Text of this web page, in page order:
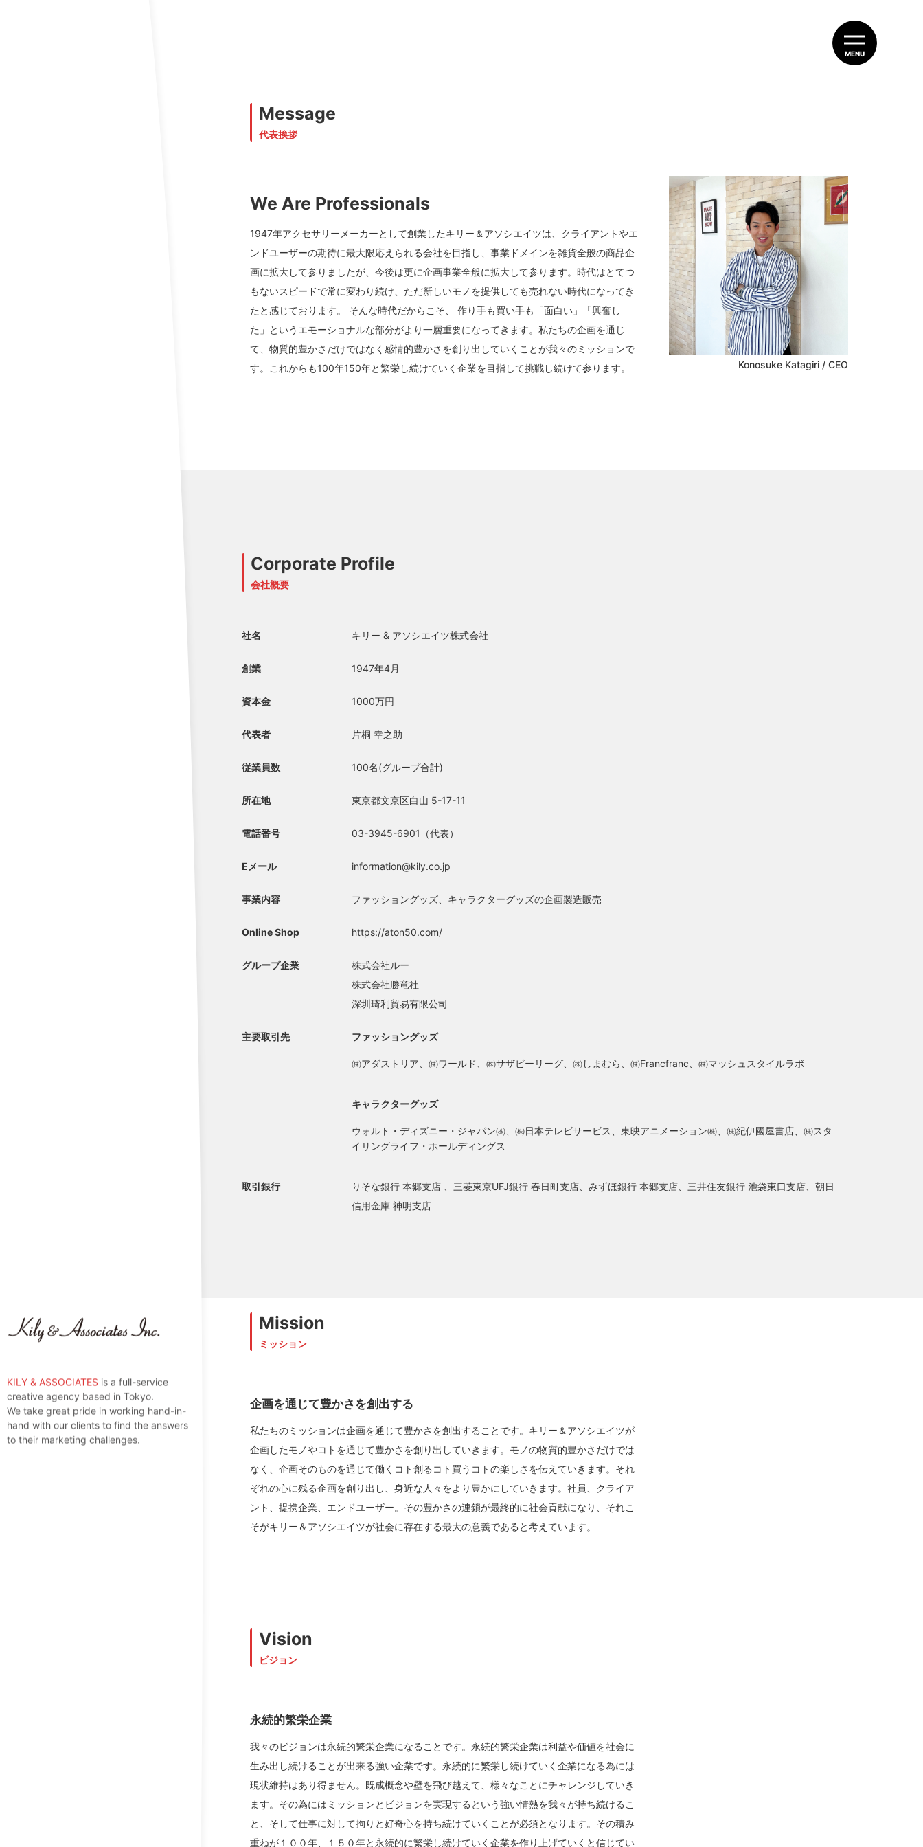
is a full-service creative agency based in Tokyo.
We take great pride in working hand-in-hand with our clients to find the answers to their marketing challenges.
MENU
KILY & ASSOCIATES is a full-service
creative agency based in Tokyo.
We take great pride in working hand-in-
hand with our clients to find the answers
to their marketing challenges.
Message
代表挨拶
We Are Professionals
1947年アクセサリーメーカーとして創業したキリー＆アソシエイツは、クライアントやエ
ンドユーザーの期待に最大限応えられる会社を目指し、事業ドメインを雑貨全般の商品企
画に拡大して参りましたが、今後は更に企画事業全般に拡大して参ります。時代はとてつ
もないスピードで常に変わり続け、ただ新しいモノを提供しても売れない時代になってき
たと感じております。 そんな時代だからこそ、 作り手も買い手も「面白い」「興奮し
た」というエモーショナルな部分がより一層重要になってきます。私たちの企画を通じ
て、物質的豊かさだけではなく感情的豊かさを創り出していくことが我々のミッションで
す。これからも100年150年と繁栄し続けていく企業を目指して挑戦し続けて参ります。
Konosuke Katagiri / CEO
Corporate Profile
会社概要
社名 キリー & アソシエイツ株式会社
創業 1947年4月
資本金 1000万円
代表者 片桐 幸之助
従業員数 100名(グループ合計)
所在地 東京都文京区白山 5-17-11
電話番号 03-3945-6901（代表）
Eメール information@kily.co.jp
事業内容 ファッショングッズ、キャラクターグッズの企画製造販売
Online Shop https://aton50.com/
グループ企業
株式会社ルー
株式会社勝竜社
深圳琦利貿易有限公司
主要取引先 ファッショングッズ
㈱アダストリア、㈱ワールド、㈱サザビーリーグ、㈱しまむら、㈱Francfranc、㈱マッシュスタイルラボ
キャラクターグッズ
ウォルト・ディズニー・ジャパン㈱、㈱日本テレビサービス、東映アニメーション㈱、㈱紀伊國屋書店、㈱スタ
イリングライフ・ホールディングス
取引銀行
りそな銀行 本郷支店 、三菱東京UFJ銀行 春日町支店、みずほ銀行 本郷支店、三井住友銀行 池袋東口支店、朝日
信用金庫 神明支店
Mission
ミッション
企画を通じて豊かさを創出する
私たちのミッションは企画を通じて豊かさを創出することです。キリー＆アソシエイツが
企画したモノやコトを通じて豊かさを創り出していきます。モノの物質的豊かさだけでは
なく、企画そのものを通じて働くコト創るコト買うコトの楽しさを伝えていきます。それ
ぞれの心に残る企画を創り出し、身近な人々をより豊かにしていきます。社員、クライア
ント、提携企業、エンドユーザー。その豊かさの連鎖が最終的に社会貢献になり、それこ
そがキリー＆アソシエイツが社会に存在する最大の意義であると考えています。
Vision
ビジョン
永続的繁栄企業
我々のビジョンは永続的繁栄企業になることです。永続的繁栄企業は利益や価値を社会に
生み出し続けることが出来る強い企業です。永続的に繁栄し続けていく企業になる為には
現状維持はあり得ません。既成概念や壁を飛び越えて、様々なことにチャレンジしていき
ます。その為にはミッションとビジョンを実現するという強い情熱を我々が持ち続けるこ
と、そして仕事に対して拘りと好奇心を持ち続けていくことが必須となります。その積み
重ねが１００年、１５０年と永続的に繁栄し続けていく企業を作り上げていくと信じてい